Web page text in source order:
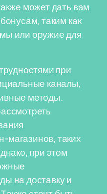
может дать вам
таким как
или оружие для
при
каналы,
методы.
таких
при этом
на доставку и